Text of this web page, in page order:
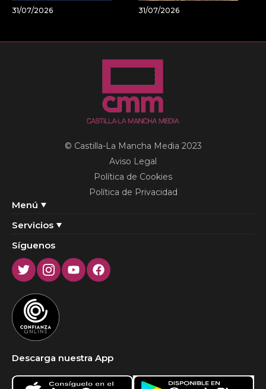
31/07/2026 31/07/2026
Menú
Servicios
© Castilla-La Mancha Media 2023
Aviso Legal
Política de Cookies
Política de Privacidad
Síguenos
TwitterInstagram
YoutubeFacebook
Descarga nuestra App